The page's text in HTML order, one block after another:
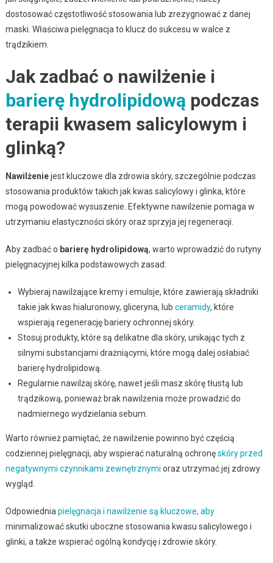
dostosować częstotliwość stosowania lub zrezygnować z danej
maski. Właściwa pielęgnacja to klucz do sukcesu w walce z
trądzikiem.
Jak zadbać o nawilżenie i
barierę hydrolipidową podczas
terapii kwasem salicylowym i
glinką?
Nawilżeniejest kluczowe dla zdrowia skóry, szczególnie podczas
stosowania produktów takich jak kwas salicylowy i glinka, które
mogą powodować wysuszenie. Efektywne nawilżenie pomaga w
utrzymaniu elastyczności skóry oraz sprzyja jej regeneracji.
Aby zadbać o barierę hydrolipidową, warto wprowadzić do rutyny
pielęgnacyjnej kilka podstawowych zasad:
Wybieraj nawilżające kremy i emulsje, które zawierają składniki
takie jak kwas hialuronowy, gliceryna, lub ceramidy, które
wspierają regenerację bariery ochronnej skóry.
Stosuj produkty, które są delikatne dla skóry, unikając tych z
silnymi substancjami drażniącymi, które mogą dalej osłabiać
barierę hydrolipidową.
Regularnie nawilżaj skórę, nawet jeśli masz skórę tłustą lub
trądzikową, ponieważ brak nawilżenia może prowadzić do
nadmiernego wydzielania sebum.
Warto również pamiętać, że nawilżenie powinno być częścią
codziennej pielęgnacji, aby wspierać naturalną ochronęskóry przed
negatywnymi czynnikami zewnętrznymi oraz utrzymać jej zdrowy
wygląd.
Odpowiednia pielęgnacja i nawilżenie są kluczowe, aby
minimalizować skutki uboczne stosowania kwasu salicylowego i
glinki, a także wspierać ogólną kondycję i zdrowie skóry.